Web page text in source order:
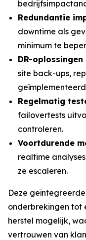
Redundantie
downtime als
minimum te
DR-oplossingen
site back-ups,
Regelmatig
failovertests
controleren.
Voortdurende
realtime
ze escaleren.
Deze
onderbrekingen tot
herstel mogelijk,
vertrouwen van